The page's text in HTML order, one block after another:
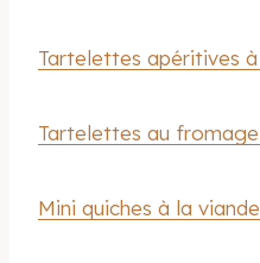
Tartelettes apéritives
Tartelettes au
Mini quiches à la